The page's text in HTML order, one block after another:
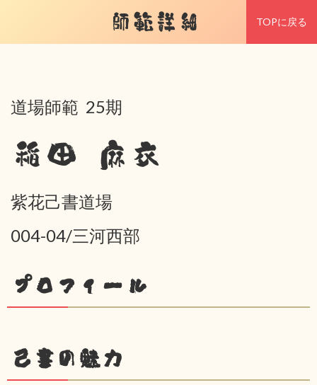
師範詳細 TOPに戻る
道場師範 25期
稲田 麻衣
紫花己書道場
004-04/三河西部
プロフィール
己書の魅力